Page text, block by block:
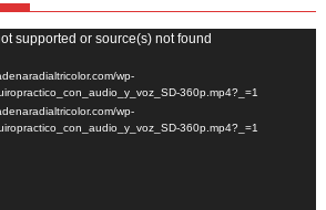
supported or source(s) not found
wp-
360p.mp4?_=1
wp-
360p.mp4?_=1